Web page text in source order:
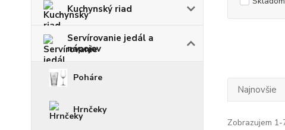
Kuchynský riad
Servírovanie jedál a
nápojov
Poháre
Hrnčeky
Najnovšie
Zobrazujem 1-